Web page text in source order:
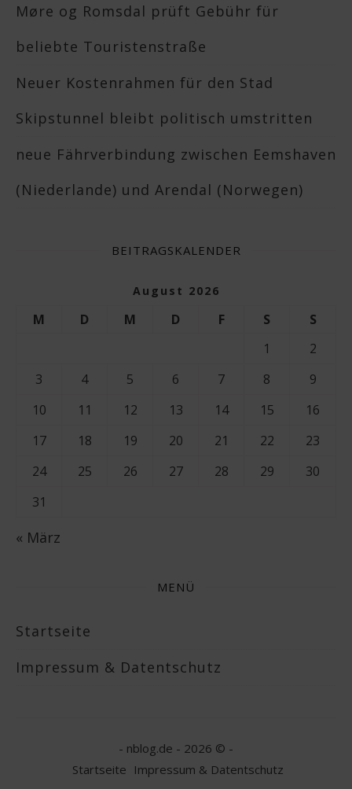
Møre og Romsdal prüft Gebühr für
beliebte Touristenstraße
Neuer Kostenrahmen für den Stad
Skipstunnel bleibt politisch umstritten
neue Fährverbindung zwischen Eemshaven
(Niederlande) und Arendal (Norwegen)
BEITRAGSKALENDER
August 2026
M D M D F S
S
1
2
3
4 5 6 7 8
9
10
11 12 13 14 15
16
17
18 19 20 21 22
23
24
25 26 27 28 29
30
31
« März
MENÜ
Startseite
Impressum & Datentschutz
- nblog.de - 2026 © -
Startseite Impressum & Datentschutz